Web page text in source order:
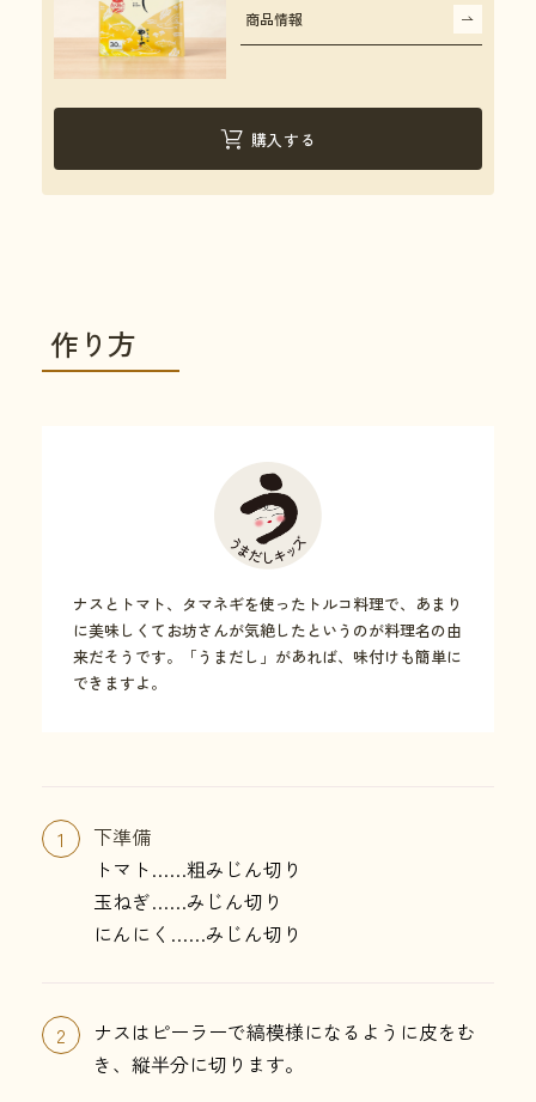
商品情報
購入する
作り方
ナスとトマト、タマネギを使ったトルコ料理で、あまり
に美味しくてお坊さんが気絶したというのが料理名の由
来だそうです。「うまだし」があれば、味付けも簡単に
できますよ。
1
下準備
トマト……粗みじん切り
玉ねぎ……みじん切り
にんにく……みじん切り
2
ナスはピーラーで縞模様になるように皮をむ
き、縦半分に切ります。